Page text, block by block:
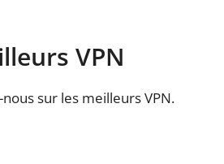
VPN
sur les meilleurs VPN.